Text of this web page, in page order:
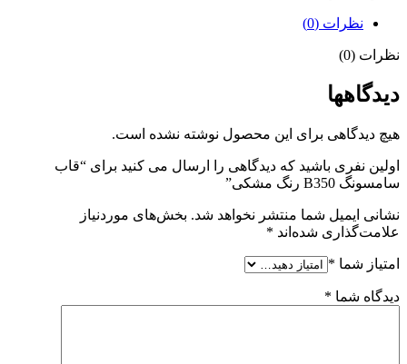
نظرات (0)
نظرات (0)
دیدگاهها
هیچ دیدگاهی برای این محصول نوشته نشده است.
اولین نفری باشید که دیدگاهی را ارسال می کنید برای “قاب
سامسونگ B350 رنگ مشکی”
نشانی ایمیل شما منتشر نخواهد شد. بخش‌های موردنیاز
علامت‌گذاری شده‌اند *
امتیاز شما *
دیدگاه شما *